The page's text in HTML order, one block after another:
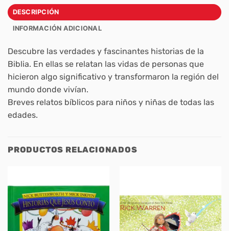
DESCRIPCIÓN
INFORMACIÓN ADICIONAL
Descubre las verdades y fascinantes historias de la
Biblia. En ellas se relatan las vidas de personas que
hicieron algo significativo y transformaron la región del
mundo donde vivían.
Breves relatos bíblicos para niños y niñas de todas las
edades.
PRODUCTOS RELACIONADOS